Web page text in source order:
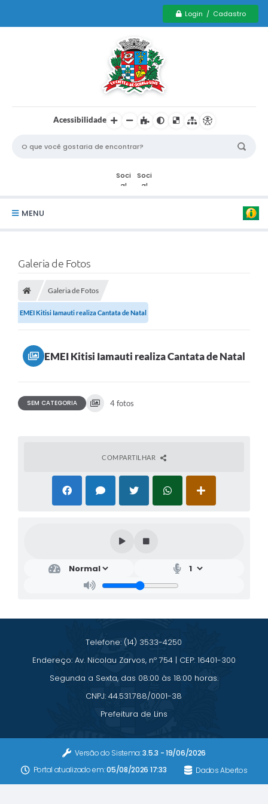
Login / Cadastro
Acessibilidade
MENU
Transparência
Ouvidoria
Publicações Oficias
Departamentos
Informações
Carteira municipal de identificação de mães ou
responsáveis de pessoas com deficiência
Consulta Pública sobre o Plano Municipal de
Saneamento Básico de Lins
FAQ
Infraestrutura
Meio Ambiente
Galeria de Fotos
Galeria de Fotos
EMEI Kitisi Iamauti realiza Cantata de Natal
EMEI Kitisi Iamauti realiza Cantata de Natal
SEM CATEGORIA 4 fotos
COMPARTILHAR
Telefone: (14) 3533-4250
Endereço: Av. Nicolau Zarvos, nº 754 | CEP: 16401-300
Segunda a Sexta, das 08:00 às 18:00 horas.
CNPJ: 44.531.788/0001-38
Prefeitura de Lins
Versão do Sistema:3.5.3 - 19/06/2026
Portal atualizado em:05/08/2026 17:33 Dados Abertos